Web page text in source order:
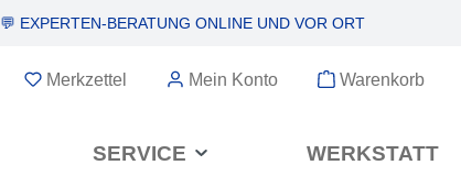
💬 EXPERTEN-BERATUNG ONLINE UND VOR ORT
Merkzettel Mein Konto Warenkorb
SERVICE WERKSTATT